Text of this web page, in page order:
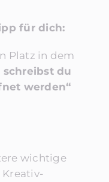
für dich:
Platz in dem
schreibst du
werden“
wichtige